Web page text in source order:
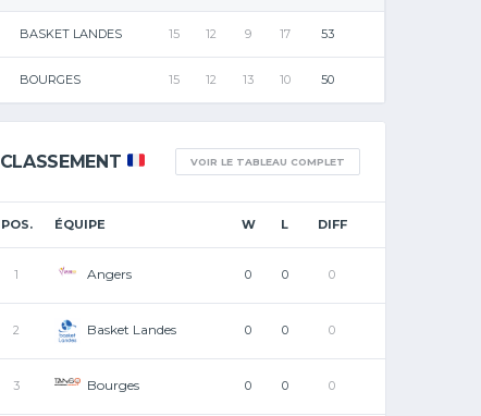
BASKET LANDES 15 12 9 17 53
BOURGES 15 12 13 10 50
CLASSEMENT VOIR LE TABLEAU COMPLET
POS. ÉQUIPE W L DIFF
1 Angers 0 0 0
2 Basket Landes 0 0 0
3 Bourges 0 0 0